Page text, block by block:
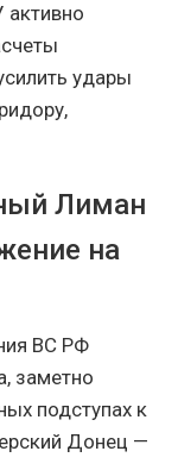
активно
удары
Лиман
на
ВС РФ
заметно
подступах к
Донец —